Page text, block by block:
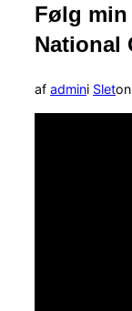
i
sidekolonne
til/fra
Følg
National
af admini Sleton